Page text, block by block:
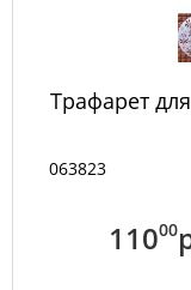
Трафарет
063823
11000